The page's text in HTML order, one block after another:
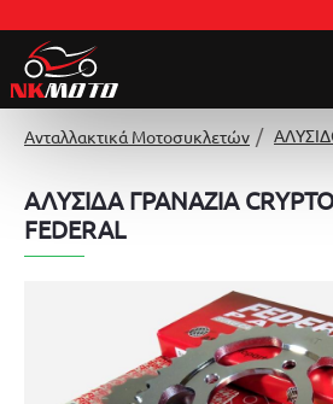
Ανταλλακτικά Μοτοσυκλετών
ΑΛΥΣΙΔΑ ΓΡΑΝΑΖΙΑ
FEDERAL